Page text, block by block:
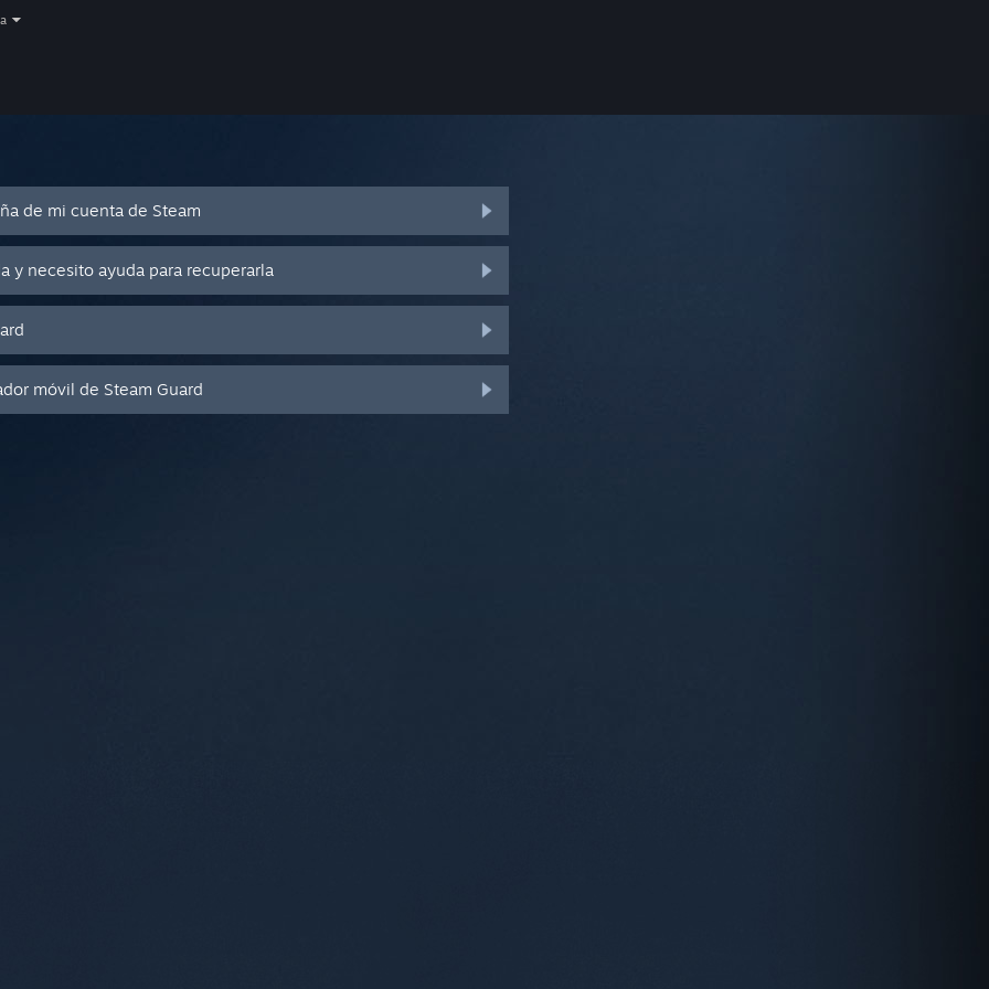
de mi cuenta de Steam
y necesito ayuda para recuperarla
móvil de Steam Guard